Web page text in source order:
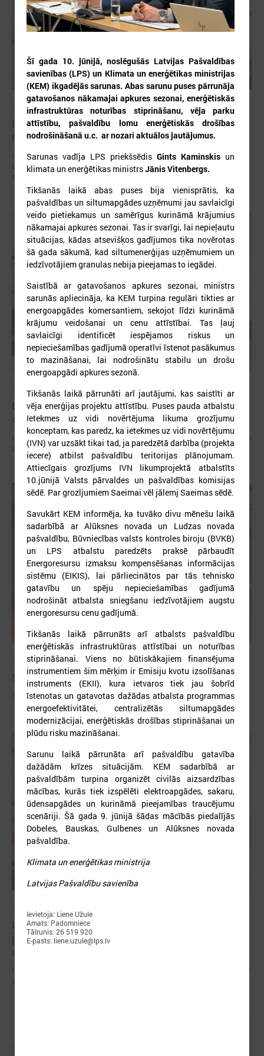
2026. gada 30. jūlijs
Latvijas Pašvaldību savienības un Iekšlietu
ministrijas sarunas
Latvijas Pašvaldību savienība aicina piedalīties Iekšlietu ministrijas un
Latvijas Pašvaldību savienības sarunās, kas notiks šī gada 5. augustā
plkst. 14:30 LPS 4. stāva zālē (Mazā Pils iela 1, Rīga).
2026. gada 15. jūlijs
LPS: Interaktīvā karte vienkopus parāda plašu un
detalizētu informāciju par skolu tīklu Latvijā
LPS: Interaktīvā karte vienkopus parāda plašu un detalizētu informāciju
par skolu tīklu Latvijā
2026. gada 09. jūlijs
Sumināti Latvijas labākie tirgotāji
Sumināti Latvijas labākie tirgotāji
LPS: apreibinošu vielu ietekmē esošu bērnu
profilakses iestādi nedrīkst slēgt bez droša
Šī gada 10. jūnijā, noslēgušās Latvijas Pašvaldības
savienības (LPS) un Klimata un enerģētikas ministrijas
(KEM) ikgadējās sarunas. Abas sarunu puses pārrunāja
gatavošanos nākamajai apkures sezonai, enerģētiskās
infrastruktūras noturības stiprināšanu, vēja parku
attīstību, pašvaldību lomu enerģētiskās drošības
nodrošināšanā u.c. ar nozari aktuālos jautājumus.
Sarunas vadīja LPS priekšsēdis Gints Kaminskis un
klimata un enerģētikas ministrsJānis Vitenbergs.
Tikšanās laikā abas puses bija vienisprātis, ka
pašvaldības un siltumapgādes uzņēmumi jau savlaicīgi
veido pietiekamus un samērīgus kurināmā krājumius
nākamajai apkures sezonai. Tas ir svarīgi, lai nepieļautu
situācijas, kādas atsevišķos gadījumos tika novērotas
šā gada sākumā, kad siltumenerģijas uzņēmumiem un
iedzīvotājiem granulas nebija pieejamas to iegādei.
Saistībā ar gatavošanos apkures sezonai, ministrs
sarunās apliecināja, ka KEM turpina regulāri tikties ar
energoapgādes komersantiem, sekojot līdzi kurināmā
krājumu veidošanai un cenu attīstībai. Tas ļauj
savlaicīgi identificēt iespējamos riskus un
nepieciešamības gadījumā operatīvi īstenot pasākumus
to mazināšanai, lai nodrošinātu stabilu un drošu
energoapgādi apkures sezonā.
Tikšanās laikā pārrunāti arī jautājumi, kas saistīti ar
vēja enerģijas projektu attīstību. Puses pauda atbalstu
Ietekmes uz vidi novērtējuma likuma grozījumu
konceptam, kas paredz, ka ietekmes uz vidi novērtējumu
(IVN) var uzsākt tikai tad, ja paredzētā darbība (projekta
iecere) atbilst pašvaldību teritorijas plānojumam.
Attiecīgais grozījums IVN likumprojektā atbalstīts
10.jūnijā Valsts pārvaldes un pašvaldības komisijas
sēdē. Par grozījumiem Saeimai vēl jālemj Saeimas sēdē.
Savukārt KEM informēja, ka tuvāko divu mēnešu laikā
sadarbībā ar Alūksnes novada un Ludzas novada
pašvaldību, Būvniecības valsts kontroles biroju (BVKB)
un LPS atbalstu paredzēts praksē pārbaudīt
Energoresursu izmaksu kompensēšanas informācijas
sistēmu (EIKIS), lai pārliecinātos par tās tehnisko
gatavību un spēju nepieciešamības gadījumā
nodrošināt atbalsta sniegšanu iedzīvotājiem augstu
energoresursu cenu gadījumā.
Tikšanās laikā pārrunāts arī atbalsts pašvaldību
enerģētiskās infrastruktūras attīstībai un noturības
stiprināšanai. Viens no būtiskākajiem finansējuma
instrumentiem šim mērķim ir Emisiju kvotu izsolīšanas
instruments (EKII), kura ietvaros tiek jau šobrīd
īstenotas un gatavotas dažādas atbalsta programmas
energoefektivitātei, centralizētās siltumapgādes
modernizācijai, enerģētiskās drošības stiprināšanai un
plūdu risku mazināšanai.
Sarunu laikā pārrunāta arī pašvaldību gatavība
dažādām krīzes situācijām. KEM sadarbībā ar
pašvaldībām turpina organizēt civilās aizsardzības
mācības, kurās tiek izspēlēti elektroapgādes, sakaru,
ūdensapgādes un kurināmā pieejamības traucējumu
scenāriji. Šā gada 9. jūnijā šādas mācībās piedalījās
Dobeles, Bauskas, Gulbenes un Alūksnes novada
pašvaldība.
Klimata un enerģētikas ministrija
Latvijas Pašvaldību savienība
Ievietoja: Liene Užule
Amats: Padomniece
Tālrunis: 26 519 920
E-pasts: liene.uzule@lps.lv